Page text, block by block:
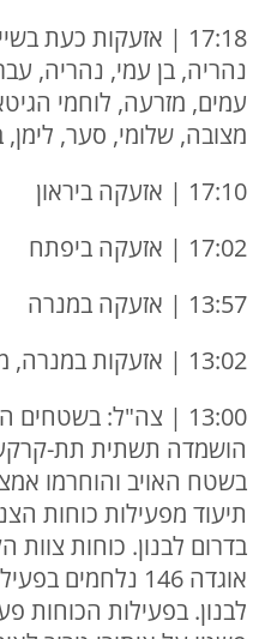
17:18 | אזעקות כעת
נהריה, בן עמי, נהריה,
עמים, מזרעה, לוחמי
מצובה, שלומי, סער, לימן,
17:10 | אזעקה ביראון
17:02 | אזעקה ביפתח
13:57 | אזעקה במנרה
13:02 | אזעקות במנרה, מרגליות וקריית שמונה
13:00 | צה"ל:
בשטח האויב והוחרמו
אוגדה 146
לבנון. בפעילות הכוחות